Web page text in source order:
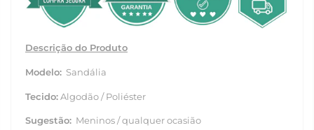
Descrição do Produto
Modelo: Sandália
Tecido:Algodão / Poliéster
Sugestão: Meninos / qualquer ocasião